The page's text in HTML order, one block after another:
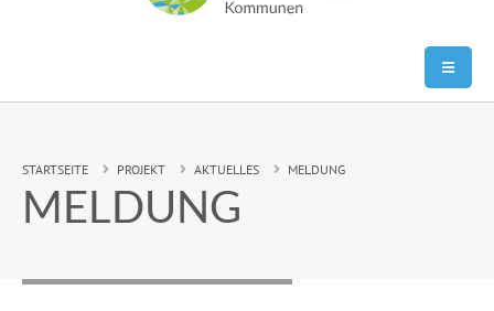
Sie sind hier:
STARTSEITE PROJEKT AKTUELLES MELDUNG
MELDUNG